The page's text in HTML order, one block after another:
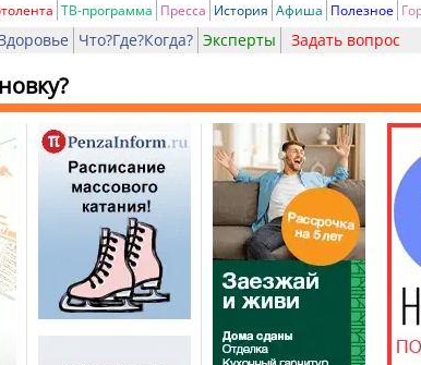
ТВ-программа Пресса История Афиша Полезное
Что?Где?Когда? Эксперты Задать вопрос